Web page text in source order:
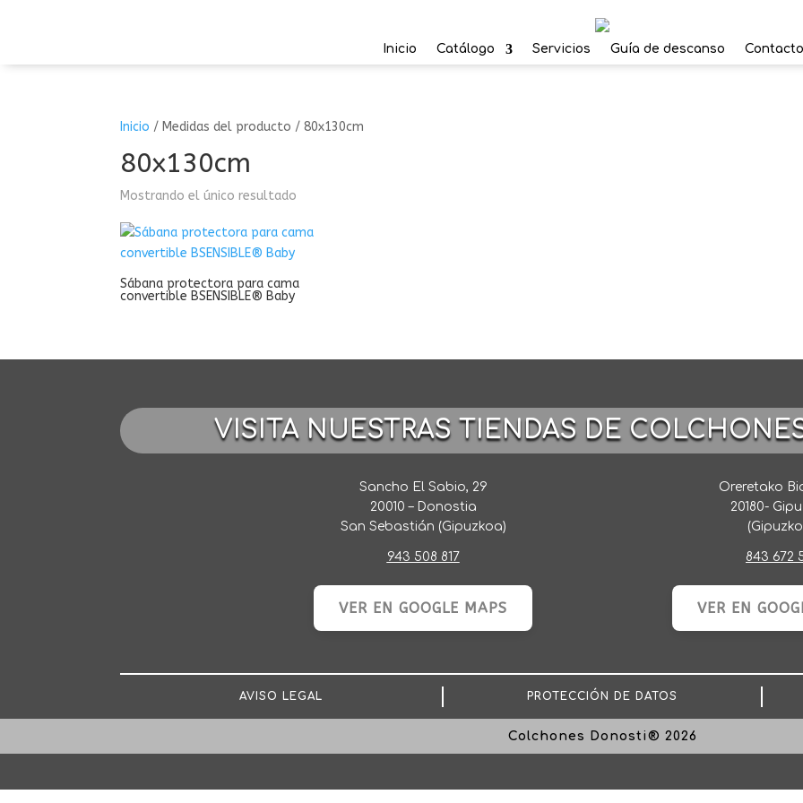
Inicio Catálogo Servicios Guía de descanso Contacto
Inicio / Medidas del producto /80x130cm
80x130cm
Mostrando el único resultado
Sábana protectora para cama
convertible BSENSIBLE® Baby
VISITA NUESTRAS TIENDAS DE
Sancho El Sabio, 29
20010 – Donostia
San Sebastián (Gipuzkoa)
943 508 817
VER EN GOOGLE MAPS
Oreretako
20180-
843 672
VER EN
AVISO LEGAL PROTECCIÓN DE DATOS
Colchones Donosti® 2026